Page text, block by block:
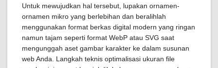
Untuk mewujudkan hal tersebut, lupakan ornamen-
ornamen mikro yang berlebihan dan beralihlah
menggunakan format berkas digital modern yang ringan
namun tajam seperti format WebP atau SVG saat
mengunggah aset gambar karakter ke dalam susunan
web Anda. Langkah teknis optimalisasi ukuran file